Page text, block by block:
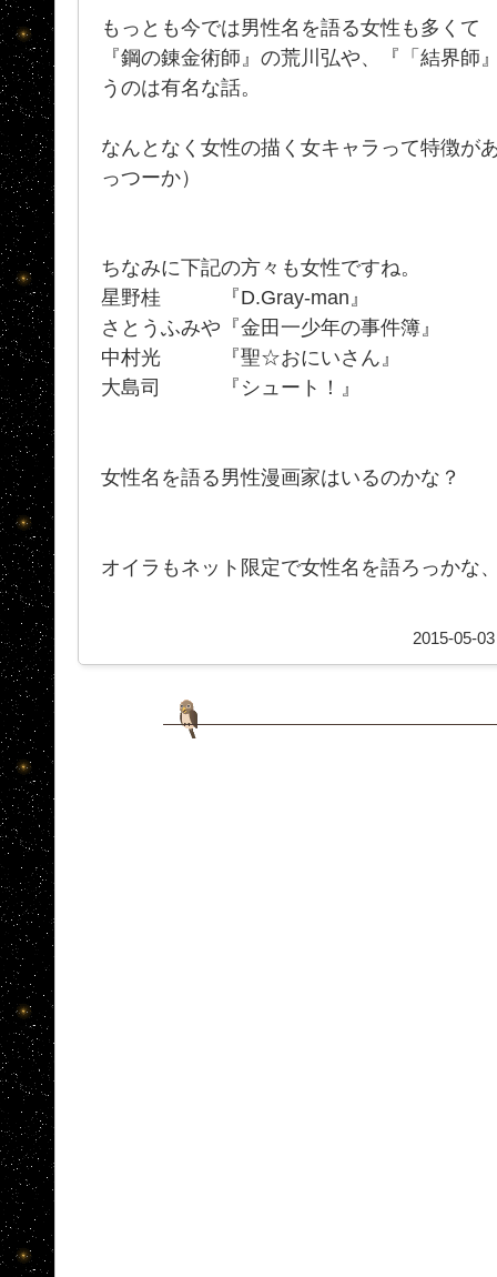
もっとも今では男性名を語る女性も多くて
『鋼の錬金術師』の荒川弘や、『「結界師
うのは有名な話。
なんとなく女性の描く女キャラって特徴が
っつーか）
ちなみに下記の方々も女性ですね。
星野桂 『D.Gray-man』
さとうふみや『金田一少年の事件簿』
中村光 『聖☆おにいさん』
大島司 『シュート！』
女性名を語る男性漫画家はいるのかな？
オイラもネット限定で女性名を語ろっかな
2015-05-